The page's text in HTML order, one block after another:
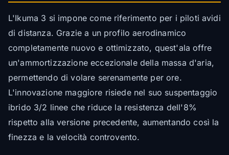
L'Ikuma 3 si impone come riferimento per i piloti avidi
di distanza. Grazie a un profilo aerodinamico
completamente nuovo e ottimizzato, quest'ala offre
un'ammortizzazione eccezionale della massa d'aria,
permettendo di volare serenamente per ore.
L'innovazione maggiore risiede nel suo suspentaggio
ibrido 3/2 linee che riduce la resistenza dell'8%
rispetto alla versione precedente, aumentando così la
finezza e la velocità controvento.